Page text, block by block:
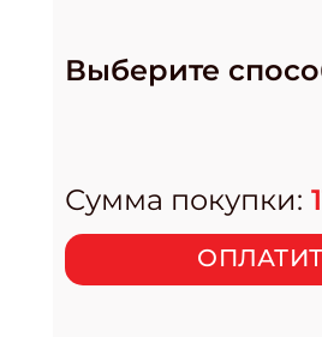
Выберите
Сумма покупки: